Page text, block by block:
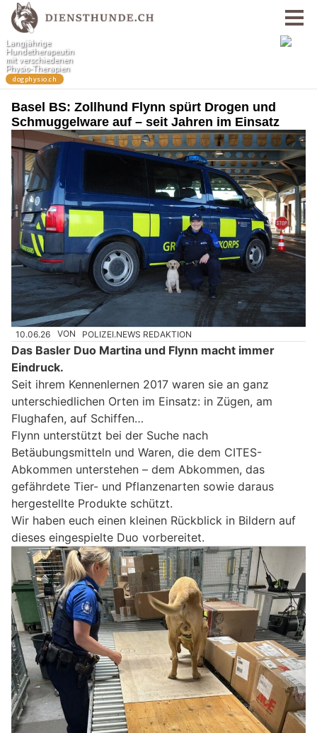
Basel BS: Zollhund Flynn spürt Drogen und
Schmuggelware auf – seit Jahren im Einsatz
10.06.26 VON POLIZEI.NEWS REDAKTION
Das Basler Duo Martina und Flynn macht immer
Eindruck.
Seit ihrem Kennenlernen 2017 waren sie an ganz
unterschiedlichen Orten im Einsatz: in Zügen, am
Flughafen, auf Schiffen…
Flynn unterstützt bei der Suche nach
Betäubungsmitteln und Waren, die dem CITES-
Abkommen unterstehen – dem Abkommen, das
gefährdete Tier- und Pflanzenarten sowie daraus
hergestellte Produkte schützt.
Wir haben euch einen kleinen Rückblick in Bildern auf
dieses eingespielte Duo vorbereitet.